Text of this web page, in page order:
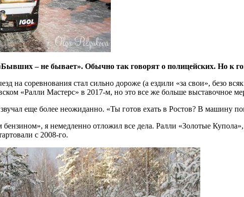
– не бывает». Обычно так говорят о полицейских. Но к
на соревнования стал сильно дороже (а ездили «за свои», безо
«Ралли Мастерс» в 2017-м, но это все же больше выставочное
еще более неожиданно. «Ты готов ехать в Ростов? В машину
я немедленно отложил все дела. Ралли «Золотые
с 2008-го.